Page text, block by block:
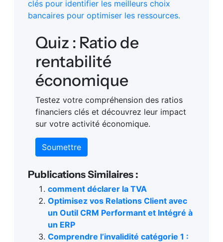
clés pour identifier les meilleurs choix
bancaires pour optimiser les ressources.
Quiz : Ratio de
rentabilité
économique
Testez votre compréhension des ratios
financiers clés et découvrez leur impact
sur votre activité économique.
Soumettre
Publications Similaires :
comment déclarer la TVA
Optimisez vos Relations Client avec
un Outil CRM Performant et Intégré à
un ERP
Comprendre l’invalidité catégorie 1 :